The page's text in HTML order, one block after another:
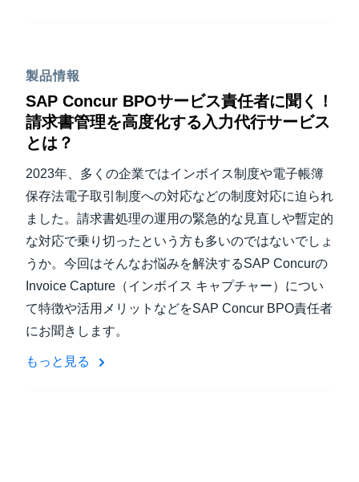
製品情報
SAP Concur BPOサービス責任者に聞く！
請求書管理を高度化する入力代行サービス
とは？
2023年、多くの企業ではインボイス制度や電子帳簿
保存法電子取引制度への対応などの制度対応に迫られ
ました。請求書処理の運用の緊急的な見直しや暫定的
な対応で乗り切ったという方も多いのではないでしょ
うか。今回はそんなお悩みを解決するSAP Concurの
Invoice Capture（インボイス キャプチャー）につい
て特徴や活用メリットなどをSAP Concur BPO責任者
にお聞きします。
もっと見る